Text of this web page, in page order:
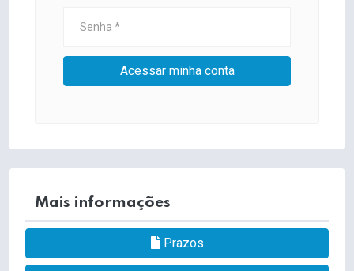
Acessar minha conta
Mais informações
Prazos